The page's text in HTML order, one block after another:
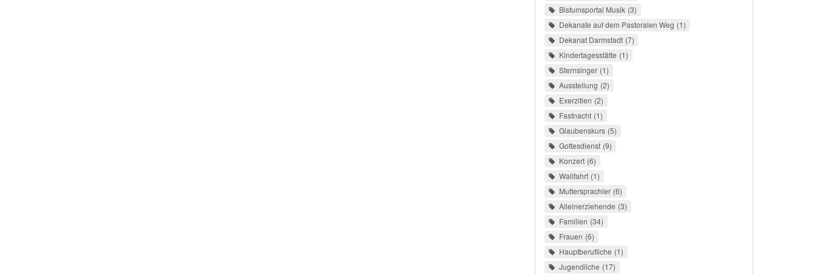
Bistumsportal Musik 3
Dekanate auf dem Pastoralen Weg 1
Dekanat Darmstadt 7
Kindertagesstätte 1
Sternsinger 1
Ausstellung 2
Exerzitien 2
Fastnacht 1
Glaubenskurs 5
Gottesdienst 9
Konzert 6
Wallfahrt 1
Muttersprachler 6
Alleinerziehende 3
Familien 34
Frauen 6
Hauptberufliche 1
Jugendliche 17